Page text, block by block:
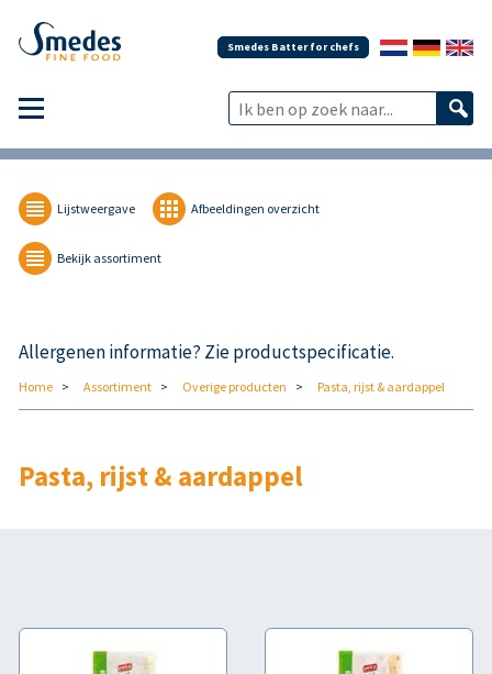
Smedes Batter for chefs
Lijstweergave Afbeeldingen overzicht
Bekijk assortiment
Allergenen informatie? Zie productspecificatie.
Home Assortiment Overige producten Pasta, rijst & aardappel
Pasta, rijst & aardappel